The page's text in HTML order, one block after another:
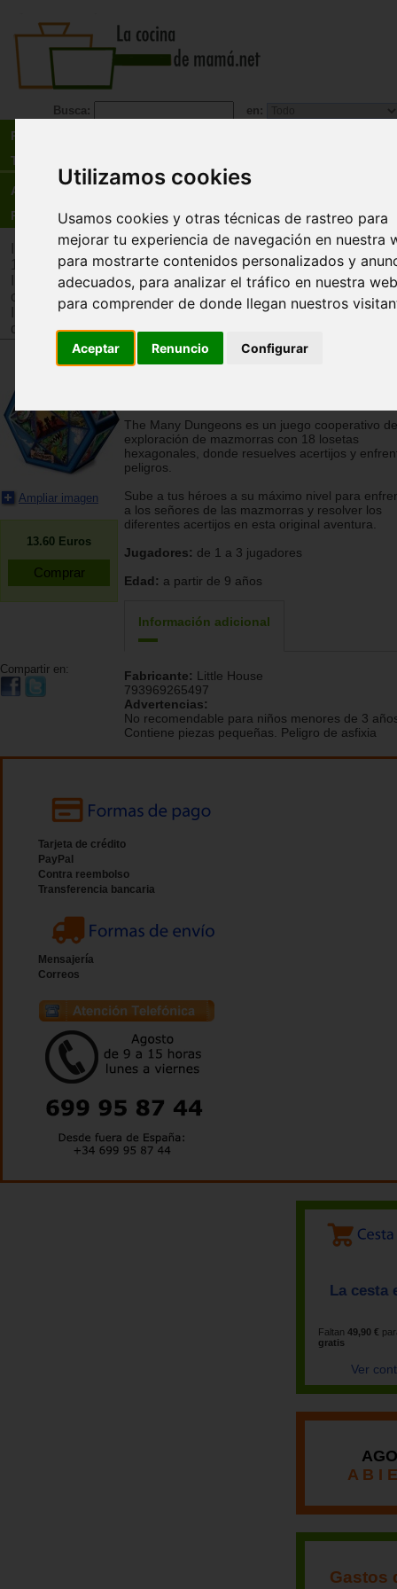
Utilizamos cookies
Usamos cookies y otras técnicas de rastreo para
mejorar tu experiencia de navegación en nuestra
para mostrarte contenidos personalizados y
adecuados, para analizar el tráfico en nuestra
para comprender de donde llegan nuestros
Aceptar Renuncio Configurar
Busca: en:
Recetas
Tienda
Actualidad
Registro
>Tienda>Juguetes infantiles> Juguetes por edad>
12 años
>Tienda>Juguetes infantiles>Juguetes por tipo>
cooperativos
>Tienda>Juguetes infantiles>Juguetes por edad>
de 12 años
Ampliar imagen
13.60 Euros
Compartir en:
The Many Dungeons
The Many Dungeons es un juego cooperativo de
exploración de mazmorras con 18 losetas
hexagonales, donde resuelves acertijos y
peligros.
Sube a tus héroes a su máximo nivel para
a los señores de las mazmorras y resolver los
diferentes acertijos en esta original aventura.
Jugadores: de 1 a 3 jugadores
Edad: a partir de 9 años
Información adicional
Fabricante: Little House
793969265497
Advertencias:
No recomendable para niños menores de 3
Contiene piezas pequeñas. Peligro de asfixia
Tarjeta de crédito
PayPal
Contra reembolso
Transferencia bancaria
Mensajería
Correos
La cesta
Faltan 49,90 €
gratis
Ver
A B I
Gastos